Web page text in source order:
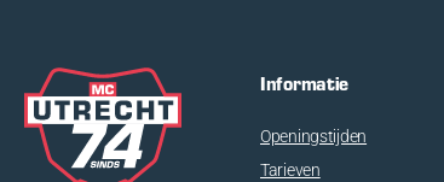
Informatie
Openingstijden
Tarieven